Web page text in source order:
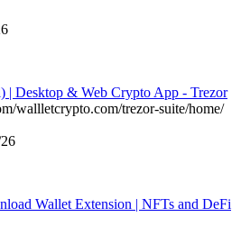
| Desktop & Web Crypto App - Trezor
wallletcrypto.com/trezor-suite/home/
Wallet Extension | NFTs and DeFi